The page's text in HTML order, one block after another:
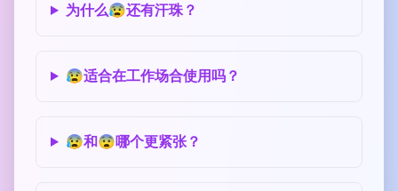
为什么😰还有汗珠？
😰适合在工作场合使用吗？
😰和😨哪个更紧张？